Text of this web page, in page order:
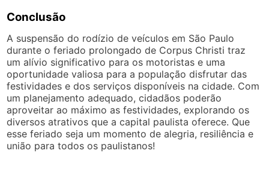
Conclusão
A suspensão do rodízio de veículos em São Paulo
durante o feriado prolongado de Corpus Christi traz
um alívio significativo para os motoristas e uma
oportunidade valiosa para a população disfrutar das
festividades e dos serviços disponíveis na cidade. Com
um planejamento adequado, cidadãos poderão
aproveitar ao máximo as festividades, explorando os
diversos atrativos que a capital paulista oferece. Que
esse feriado seja um momento de alegria, resiliência e
união para todos os paulistanos!